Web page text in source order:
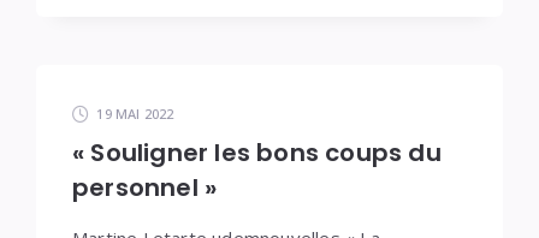
19 MAI 2022
« Souligner les bons coups du
personnel »